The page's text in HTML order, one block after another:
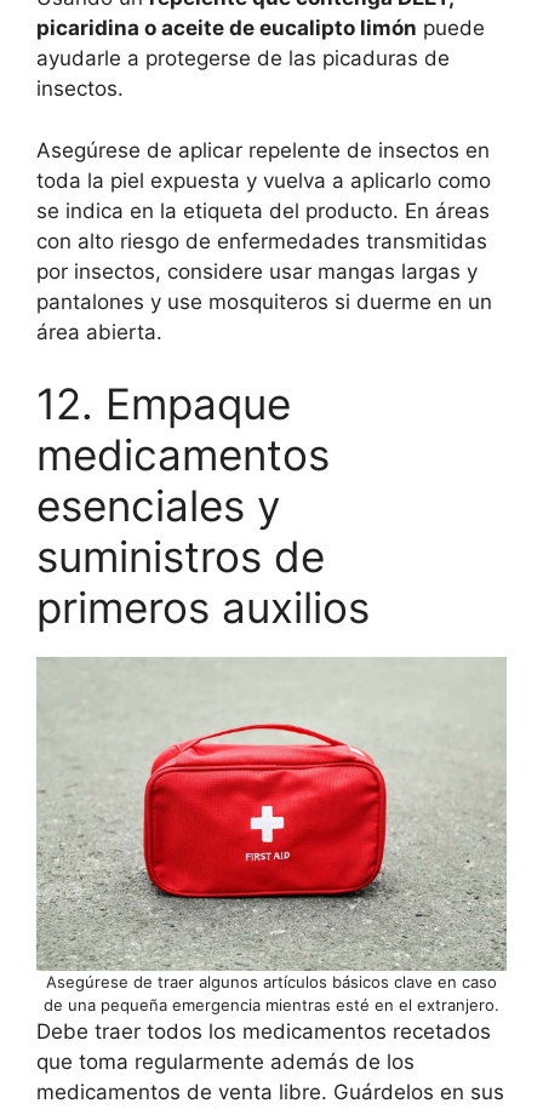
picaridina o aceite de eucalipto limón puede
ayudarle a protegerse de las picaduras de
insectos.
Asegúrese de aplicar repelente de insectos en
toda la piel expuesta y vuelva a aplicarlo como
se indica en la etiqueta del producto. En áreas
con alto riesgo de enfermedades transmitidas
por insectos, considere usar mangas largas y
pantalones y use mosquiteros si duerme en un
área abierta.
12. Empaque
medicamentos
esenciales y
suministros de
primeros auxilios
Asegúrese de traer algunos artículos básicos clave en caso
de una pequeña emergencia mientras esté en el extranjero.
Debe traer todos los medicamentos recetados
que toma regularmente además de los
medicamentos de venta libre. Guárdelos en sus